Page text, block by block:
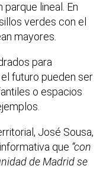
lineal. En
verdes con el
mayores.
para
futuro pueden ser
o espacios
José Sousa,
que “con
de Madrid se